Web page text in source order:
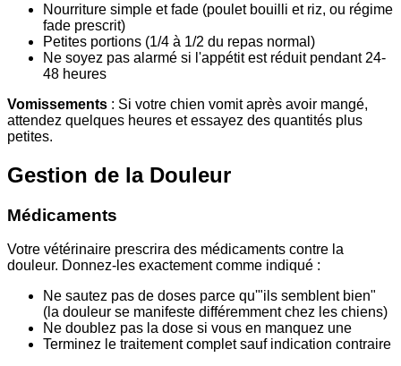
Nourriture simple et fade (poulet bouilli et riz, ou régime
fade prescrit)
Petites portions (1/4 à 1/2 du repas normal)
Ne soyez pas alarmé si l'appétit est réduit pendant 24-
48 heures
Vomissements : Si votre chien vomit après avoir mangé,
attendez quelques heures et essayez des quantités plus
petites.
Gestion de la Douleur
Médicaments
Votre vétérinaire prescrira des médicaments contre la
douleur. Donnez-les exactement comme indiqué :
Ne sautez pas de doses parce qu'"ils semblent bien"
(la douleur se manifeste différemment chez les chiens)
Ne doublez pas la dose si vous en manquez une
Terminez le traitement complet sauf indication contraire